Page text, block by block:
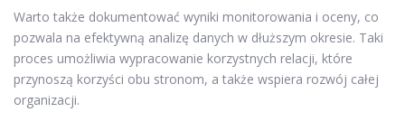
Warto także dokumentować wyniki monitorowania i oceny, co
pozwala na efektywną analizę danych w dłuższym okresie. Taki
proces umożliwia wypracowanie korzystnych relacji, które
przynoszą korzyści obu stronom, a także wspiera rozwój całej
organizacji.